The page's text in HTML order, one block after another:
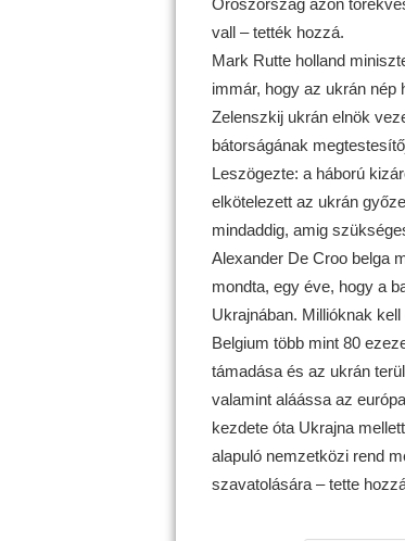
vall – tették hozzá.
Mark Rutte holland
immár, hogy az ukrán nép
Zelenszkij ukrán elnök
bátorságának
Leszögezte: a háború
elkötelezett az ukrán
mindaddig, amig
Alexander De Croo belga
mondta, egy éve, hogy a
Ukrajnában. Millióknak
Belgium több mint 80
támadása és az ukrán
valamint aláássa az
kezdete óta Ukrajna
alapuló nemzetközi rend
szavatolására – tette